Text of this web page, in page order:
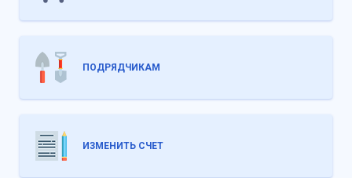
ПОДРЯДЧИКАМ
ИЗМЕНИТЬ СЧЕТ